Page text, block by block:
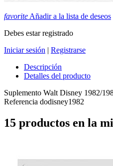
favorite Añadir a la lista de deseos
Debes estar registrado
Iniciar sesión | Registrarse
Descripción
Detalles del producto
Suplemento Walt Disney 1982/
Referencia dodisney1982
15 productos en la